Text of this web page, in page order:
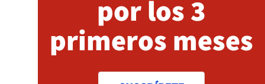
por los 3
primeros meses